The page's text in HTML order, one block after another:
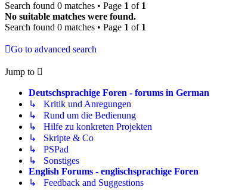
Search found 0 matches • Page 1 of 1
No suitable matches were found.
Search found 0 matches • Page 1 of 1
Go to advanced search
Jump to
Deutschsprachige Foren - forums in German
↳ Kritik und Anregungen
↳ Rund um die Bedienung
↳ Hilfe zu konkreten Projekten
↳ Skripte & Co
↳ PSPad
↳ Sonstiges
English Forums - englischsprachige Foren
↳ Feedback and Suggestions